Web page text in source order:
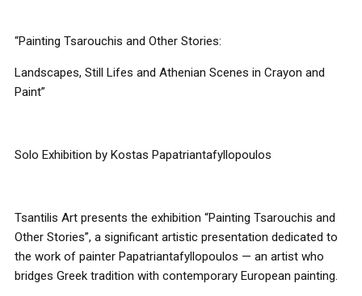
“Painting Tsarouchis and Other Stories:
Landscapes, Still Lifes and Athenian Scenes in Crayon and
Paint”
Solo Exhibition by Kostas Papatriantafyllopoulos
Tsantilis Art presents the exhibition “Painting Tsarouchis and
Other Stories”, a significant artistic presentation dedicated to
the work of painter Papatriantafyllopoulos — an artist who
bridges Greek tradition with contemporary European painting.